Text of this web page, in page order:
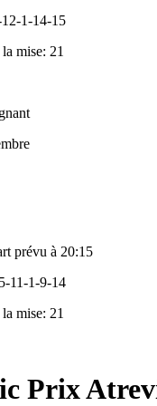
1-14-15
mise: 21
prévu à 20:15
11-1-9-14
mise: 21
Prix